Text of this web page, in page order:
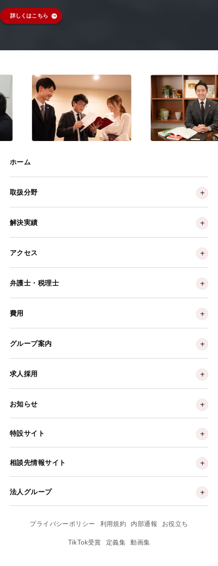
詳しくはこちら
ホーム
取扱分野
解決実績
アクセス
弁護士・税理士
費用
グループ案内
求人採用
お知らせ
特設サイト
相談先情報サイト
法人グループ
プライバシーポリシー 利用規約 内部通報 お役立ち
TikTok受賞 定義集 動画集